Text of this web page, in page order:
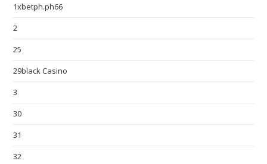
1xbetph.ph66
2
25
29black Casino
3
30
31
32